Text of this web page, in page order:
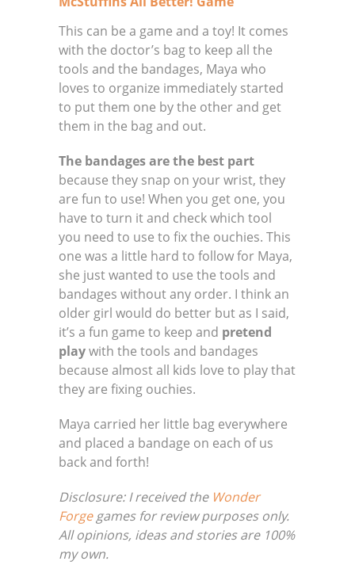
This can be a game and a toy! It comes
with the doctor’s bag to keep all the
tools and the bandages, Maya who
loves to organize immediately started
to put them one by the other and get
them in the bag and out.
The bandages are the best part
because they snap on your wrist, they
are fun to use! When you get one, you
have to turn it and check which tool
you need to use to fix the ouchies. This
one was a little hard to follow for Maya,
she just wanted to use the tools and
bandages without any order. I think an
older girl would do better but as I said,
it’s a fun game to keep and pretend
playwith the tools and bandages
because almost all kids love to play that
they are fixing ouchies.
Maya carried her little bag everywhere
and placed a bandage on each of us
back and forth!
Disclosure: I received the Wonder
Forgegames for review purposes only.
All opinions, ideas and stories are 100%
my own.